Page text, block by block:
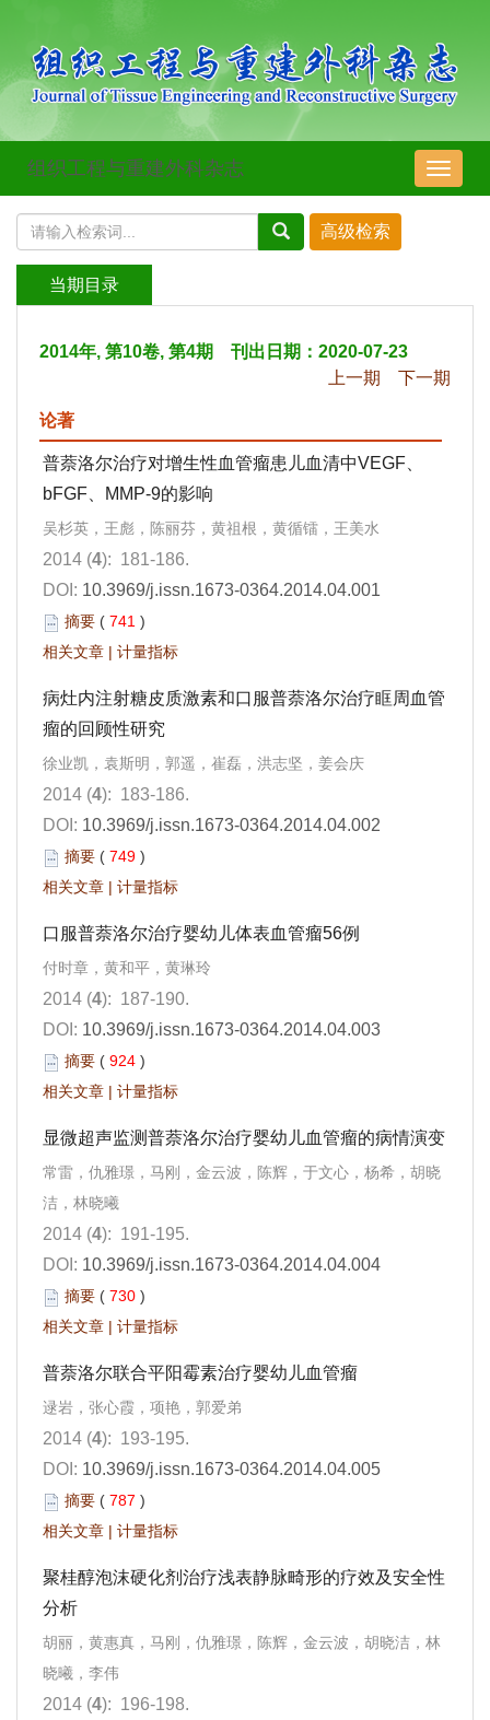
导
航
组织工程与重建外科杂志
当期目录
2014年, 第10卷, 第4期 刊出日期：2020-07-23
上一期
下一期
论著
普萘洛尔治疗对增生性血管瘤患儿血清中VEGF、
bFGF、MMP-9的影响
吴杉英，王彪，陈丽芬，黄祖根，黄循镭，王美水
2014 (4): 181-186.
DOI: 10.3969/j.issn.1673-0364.2014.04.001
摘要 ( 741 )
相关文章 | 计量指标
病灶内注射糖皮质激素和口服普萘洛尔治疗眶周血管
瘤的回顾性研究
徐业凯，袁斯明，郭遥，崔磊，洪志坚，姜会庆
2014 (4): 183-186.
DOI: 10.3969/j.issn.1673-0364.2014.04.002
摘要 ( 749 )
相关文章 | 计量指标
口服普萘洛尔治疗婴幼儿体表血管瘤56例
付时章，黄和平，黄琳玲
2014 (4): 187-190.
DOI: 10.3969/j.issn.1673-0364.2014.04.003
摘要 ( 924 )
相关文章 | 计量指标
显微超声监测普萘洛尔治疗婴幼儿血管瘤的病情演变
常雷，仇雅璟，马刚，金云波，陈辉，于文心，杨希，胡晓
洁，林晓曦
2014 (4): 191-195.
DOI: 10.3969/j.issn.1673-0364.2014.04.004
摘要 ( 730 )
相关文章 | 计量指标
普萘洛尔联合平阳霉素治疗婴幼儿血管瘤
逯岩，张心霞，项艳，郭爱弟
2014 (4): 193-195.
DOI: 10.3969/j.issn.1673-0364.2014.04.005
摘要 ( 787 )
相关文章 | 计量指标
聚桂醇泡沫硬化剂治疗浅表静脉畸形的疗效及安全性
分析
胡丽，黄惠真，马刚，仇雅璟，陈辉，金云波，胡晓洁，林
晓曦，李伟
2014 (4): 196-198.